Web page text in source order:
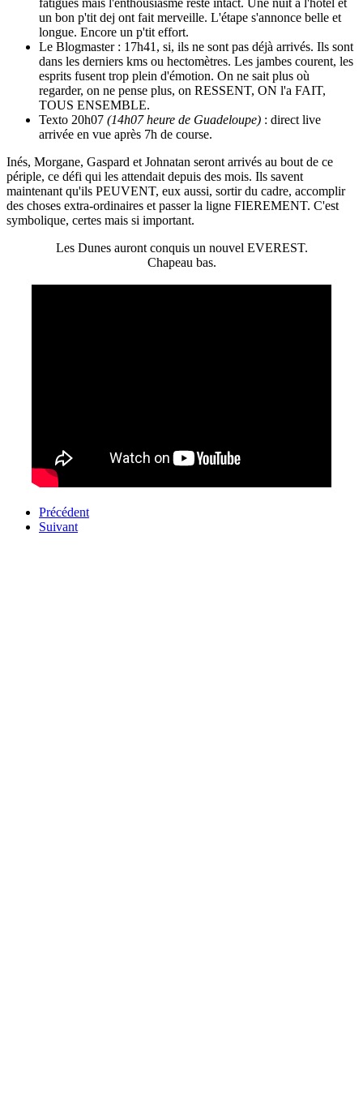
un bon p'tit dej ont fait merveille. L'étape s'annonce belle et
longue. Encore un p'tit effort.
Le Blogmaster : 17h41, si, ils ne sont pas déjà arrivés. Ils sont
dans les derniers kms ou hectomètres. Les jambes courent, les
esprits fusent trop plein d'émotion. On ne sait plus où
regarder, on ne pense plus, on RESSENT, ON l'a FAIT,
TOUS ENSEMBLE.
Texto 20h07 (14h07 heure de Guadeloupe) : direct live
arrivée en vue après 7h de course.
Inés, Morgane, Gaspard et Johnatan seront arrivés au bout de ce
périple, ce défi qui les attendait depuis des mois. Ils savent
maintenant qu'ils PEUVENT, eux aussi, sortir du cadre, accomplir
des choses extra-ordinaires et passer la ligne FIEREMENT. C'est
symbolique, certes mais si important.
Les Dunes auront conquis un nouvel EVEREST.
Chapeau bas.
Précédent
Suivant